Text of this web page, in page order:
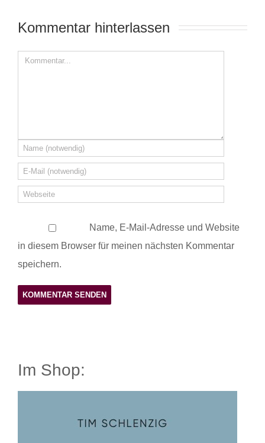
Kommentar hinterlassen
Name, E-Mail-Adresse und Website
in diesem Browser für meinen nächsten Kommentar
speichern.
Im Shop: